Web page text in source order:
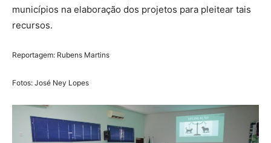
municípios na elaboração dos projetos para pleitear tais
recursos.
Reportagem: Rubens Martins
Fotos: José Ney Lopes